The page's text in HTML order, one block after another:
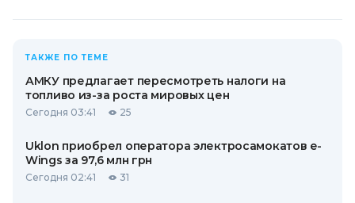
ТАКЖЕ ПО ТЕМЕ
АМКУ предлагает пересмотреть налоги на
топливо из-за роста мировых цен
Сегодня 03:41 25
Uklon приобрел оператора электросамокатов e-
Wings за 97,6 млн грн
Сегодня 02:41 31